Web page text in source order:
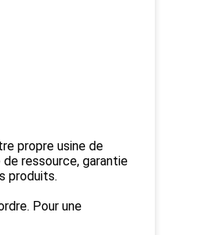
propre usine de
ressource, garantie
produits.
Pour une